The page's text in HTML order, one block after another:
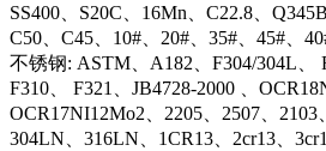
SS400、S20C、16Mn、C22.8、
C50、C45、10#、20#、35#、45#、
不锈钢: ASTM、A182、F304/304L、
F310、 F321、JB4728-2000 、
OCR17NI12Mo2、2205、2507、2103
304LN、316LN、1CR13、2cr13、